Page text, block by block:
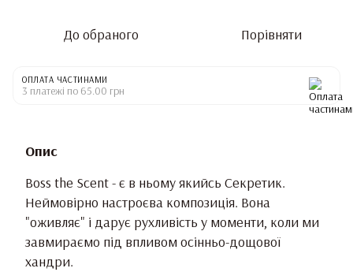
До обраного Порівняти
ОПЛАТА ЧАСТИНАМИ
3 платежі по 65.00 грн
Опис
Boss the Scent - є в ньому якийсь Секретик.
Неймовірно настроєва композиція. Вона
"оживляє" і дарує рухливість у моменти, коли ми
завмираємо під впливом осінньо-дощової
хандри.